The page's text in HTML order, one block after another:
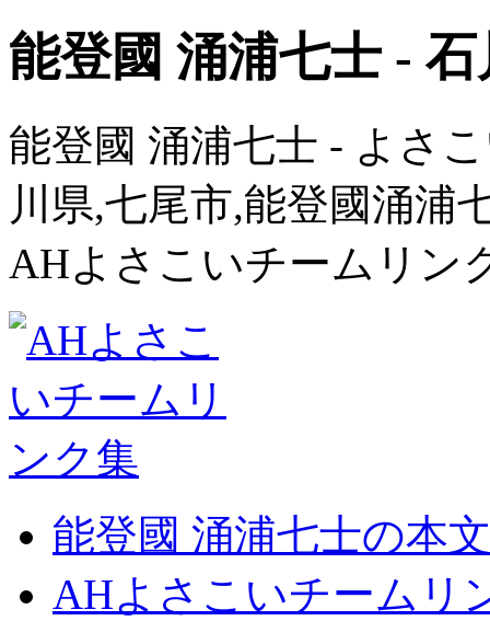
能登國 涌浦七士 -
能登國 涌浦七士 - よさ
川県,七尾市,能登國涌浦
AHよさこいチームリン
能登國 涌浦七士の本
AHよさこいチームリ